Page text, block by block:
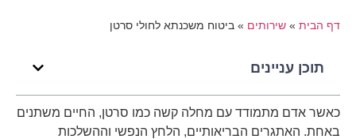
דף הבית» שירותים» ביטוח משכנתא לחולי סרטן
תוכן עניינים
כאשר אדם מתמודד עם מחלה קשה כמו סרטן, החיים משתנים
באחת. האתגרים הבריאותיים, הלחץ הנפשי וההשלכות